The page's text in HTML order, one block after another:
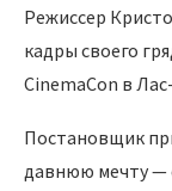
Режиссер
кадры своего
CinemaCon в
Постановщик
давнюю мечту —